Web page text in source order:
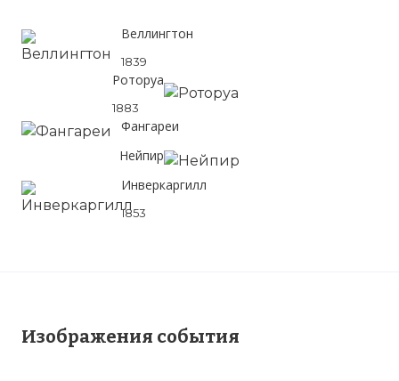
Веллингтон
1839
Роторуа
1883
Фангареи
Нейпир
Инверкаргилл
1853
Изображения события